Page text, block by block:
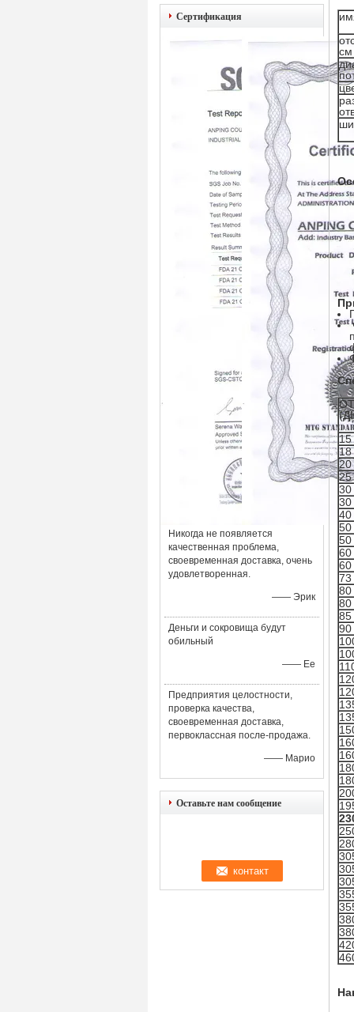
Сертификация
Никогда не появляется
качественная проблема,
своевременная доставка, очень
удовлетворенная.
—— Эрик
Деньги и сокровища будут
обильный
—— Ее
Предприятия целостности,
проверка качества,
своевременная доставка,
первоклассная после-продажа.
—— Марио
Оставьте нам сообщение
см
15
18
20
25
30
30
40
50
50
60
60
73
80
80
85
90